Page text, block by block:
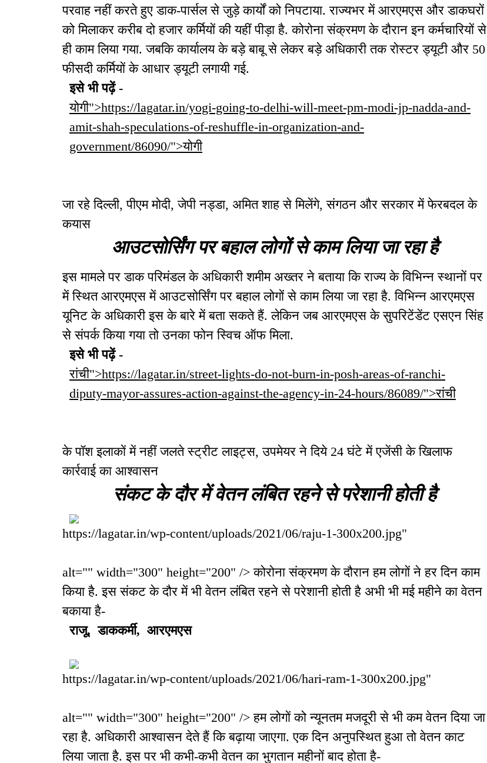
परवाह नहीं करते हुए डाक-पार्सल से जुड़े कार्यों को निपटाया. राज्यभर में आरएमएस और डाकघरों
को मिलाकर करीब दो हजार कर्मियों की यहीं पीड़ा है. कोरोना संक्रमण के दौरान इन कर्मचारियों से
ही काम लिया गया. जबकि कार्यालय के बड़े बाबू से लेकर बड़े अधिकारी तक रोस्टर ड्यूटी और 50
फीसदी कर्मियों के आधार ड्यूटी लगायी गई.
इसे भी पढ़ें -
योगी">https://lagatar.in/yogi-going-to-delhi-will-meet-pm-modi-jp-nadda-and-
amit-shah-speculations-of-reshuffle-in-organization-and-
government/86090/">योगी
जा रहे दिल्ली, पीएम मोदी, जेपी नड्डा, अमित शाह से मिलेंगे, संगठन और सरकार में फेरबदल के
कयास
आउटसोर्सिंग पर बहाल लोगों से काम लिया जा रहा है
इस मामले पर डाक परिमंडल के अधिकारी शमीम अख्तर ने बताया कि राज्य के विभिन्न स्थानों पर
में स्थित आरएमएस में आउटसोर्सिंग पर बहाल लोगों से काम लिया जा रहा है. विभिन्न आरएमएस
यूनिट के अधिकारी इस के बारे में बता सकते हैं. लेकिन जब आरएमएस के सुपरिटेंडेंट एसएन सिंह
से संपर्क किया गया तो उनका फोन स्विच ऑफ मिला.
इसे भी पढ़ें -
रांची">https://lagatar.in/street-lights-do-not-burn-in-posh-areas-of-ranchi-
diputy-mayor-assures-action-against-the-agency-in-24-hours/86089/">रांची
के पॉश इलाकों में नहीं जलते स्ट्रीट लाइट्स, उपमेयर ने दिये 24 घंटे में एजेंसी के खिलाफ
कार्रवाई का आश्वासन
संकट के दौर में वेतन लंबित रहने से परेशानी होती है
https://lagatar.in/wp-content/uploads/2021/06/raju-1-300x200.jpg"
alt="" width="300" height="200" /> कोरोना संक्रमण के दौरान हम लोगों ने हर दिन काम
किया है. इस संकट के दौर में भी वेतन लंबित रहने से परेशानी होती है अभी भी मई महीने का वेतन
बकाया है-
राजू, डाककर्मी, आरएमएस
https://lagatar.in/wp-content/uploads/2021/06/hari-ram-1-300x200.jpg"
alt="" width="300" height="200" /> हम लोगों को न्यूनतम मजदूरी से भी कम वेतन दिया जा
रहा है. अधिकारी आश्वासन देते हैं कि बढ़ाया जाएगा. एक दिन अनुपस्थित हुआ तो वेतन काट
लिया जाता है. इस पर भी कभी-कभी वेतन का भुगतान महीनों बाद होता है-